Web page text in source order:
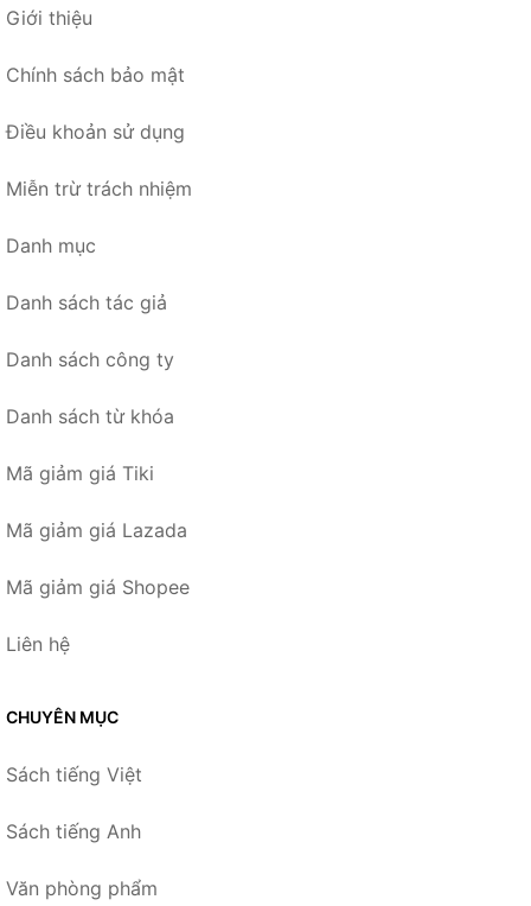
Giới thiệu
Chính sách bảo mật
Điều khoản sử dụng
Miễn trừ trách nhiệm
Danh mục
Danh sách tác giả
Danh sách công ty
Danh sách từ khóa
Mã giảm giá Tiki
Mã giảm giá Lazada
Mã giảm giá Shopee
Liên hệ
CHUYÊN MỤC
Sách tiếng Việt
Sách tiếng Anh
Văn phòng phẩm